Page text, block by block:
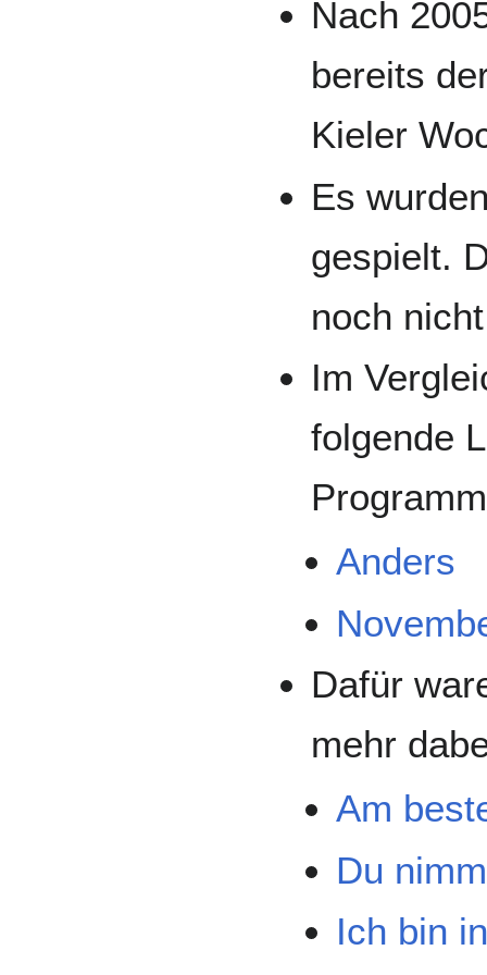
Nach
bereits
Kieler
Es
gespielt.
noch
Im
folgende
Anders
Dafür
mehr
Am
Du
Ich bin